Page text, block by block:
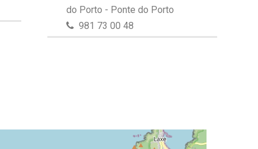
do Porto - Ponte do Porto
981 73 00 48